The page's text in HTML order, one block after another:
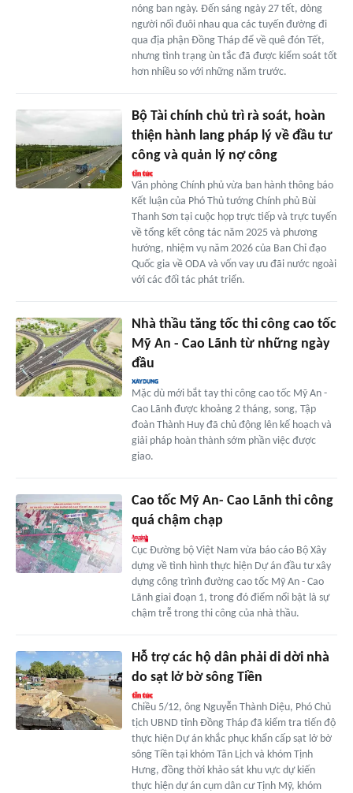
nóng ban ngày. Đến sáng ngày 27 tết, dòng
người nối đuôi nhau qua các tuyến đường đi
qua địa phận Đồng Tháp để về quê đón Tết,
nhưng tình trạng ùn tắc đã được kiểm soát tốt
hơn nhiều so với những năm trước.
Bộ Tài chính chủ trì rà soát, hoàn
thiện hành lang pháp lý về đầu tư
công và quản lý nợ công
Văn phòng Chính phủ vừa ban hành thông báo
Kết luận của Phó Thủ tướng Chính phủ Bùi
Thanh Sơn tại cuộc họp trực tiếp và trực tuyến
về tổng kết công tác năm 2025 và phương
hướng, nhiệm vụ năm 2026 của Ban Chỉ đạo
Quốc gia về ODA và vốn vay ưu đãi nước ngoài
với các đối tác phát triển.
Nhà thầu tăng tốc thi công cao tốc
Mỹ An - Cao Lãnh từ những ngày
đầu
Mặc dù mới bắt tay thi công cao tốc Mỹ An -
Cao Lãnh được khoảng 2 tháng, song, Tập
đoàn Thành Huy đã chủ động lên kế hoạch và
giải pháp hoàn thành sớm phần việc được
giao.
Cao tốc Mỹ An- Cao Lãnh thi công
quá chậm chạp
Cục Đường bộ Việt Nam vừa báo cáo Bộ Xây
dựng về tình hình thực hiện Dự án đầu tư xây
dựng công trình đường cao tốc Mỹ An - Cao
Lãnh giai đoạn 1, trong đó điểm nổi bật là sự
chậm trễ trong thi công của nhà thầu.
Hỗ trợ các hộ dân phải di dời nhà
do sạt lở bờ sông Tiền
Chiều 5/12, ông Nguyễn Thành Diệu, Phó Chủ
tịch UBND tỉnh Đồng Tháp đã kiểm tra tiến độ
thực hiện Dự án khắc phục khẩn cấp sạt lở bờ
sông Tiền tại khóm Tân Lịch và khóm Tịnh
Hưng, đồng thời khảo sát khu vực dự kiến
thực hiện dự án cụm dân cư Tịnh Mỹ, khóm